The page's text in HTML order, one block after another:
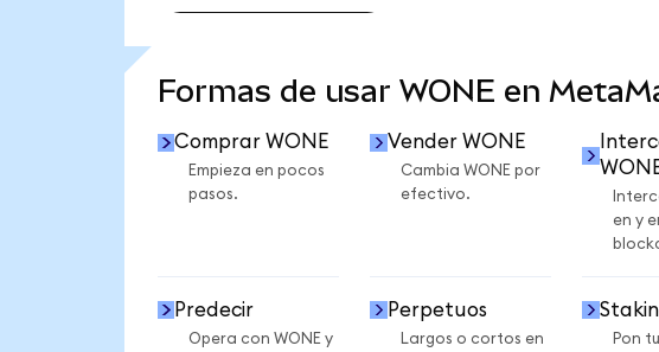
Formas de usar WONE en
Comprar WONE
Empieza en pocos
pasos.
Vender WONE
Cambia WONE por
efectivo.
en y
Predecir
Opera con WONE y
Perpetuos
Largos o cortos en
Pon